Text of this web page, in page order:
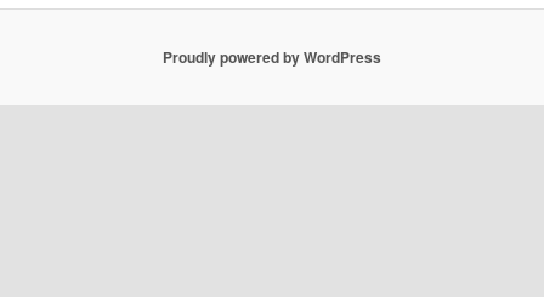
Proudly powered by WordPress